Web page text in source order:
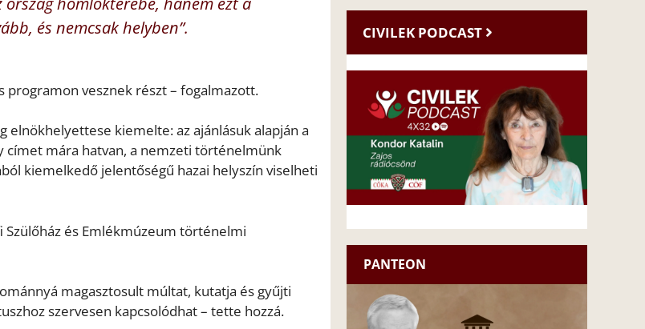
és nemcsak helyben”.
programon vesznek részt – fogalmazott.
elnökhelyettese kiemelte: az ajánlásuk alapján a
mára hatvan, a nemzeti történelmünk
kiemelkedő jelentőségű hazai helyszín viselheti
és Emlékmúzeum történelmi
magasztosult múltat, kutatja és gyűjti
szervesen kapcsolódhat – tette hozzá.
CIVILEK PODCAST
PANTEON